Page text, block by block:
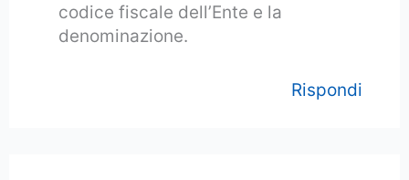
codice fiscale dell’Ente e la
denominazione.
Rispondi